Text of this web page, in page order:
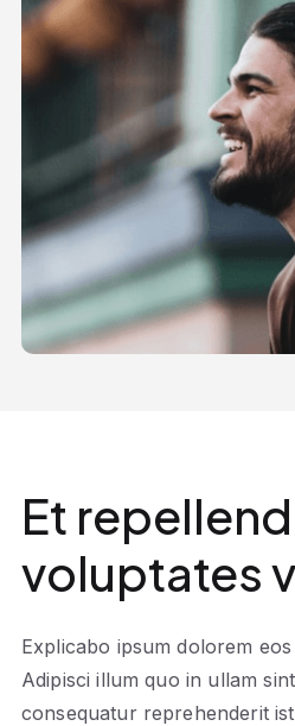
Et
voluptates
Explicabo ipsum dolorem
Adipisci illum quo in ullam
consequatur reprehenderit